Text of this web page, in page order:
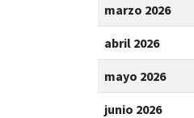
marzo 2026
abril 2026
mayo 2026
junio 2026